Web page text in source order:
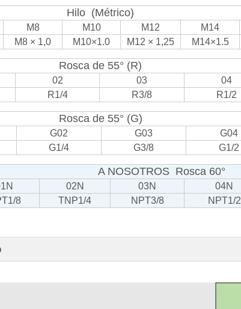
Hilo (Métrico)
M8 M10 M12 M14
M8 × 1,0 M10×1.0 M12 × 1,25 M14×1.5
Rosca de 55° (R)
02 03 04
R1/4 R3/8 R1/2
Rosca de 55° (G)
G02 G03 G04
G1/4 G3/8 G1/2
A NOSOTROS Rosca 60°
02N 03N 04N
8 TNP1/4 NPT3/8 NPT1/2